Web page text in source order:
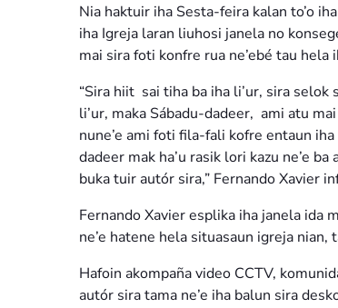
Nia haktuir iha Sesta-feira kalan to’o
iha Igreja laran liuhosi janela no
mai sira foti konfre rua ne’ebé tau hela
“Sira hiit sai tiha ba iha li’ur, sira
li’ur, maka Sábadu-dadeer, ami atu
nune’e ami foti fila-fali kofre entaun
dadeer mak ha’u rasik lori kazu ne’e
buka tuir autór sira,” Fernando Xavier
Fernando Xavier esplika iha janela ida
ne’e hatene hela situasaun igreja nian,
Hafoin akompaña video CCTV,
autór sira tama ne’e iha balun sira